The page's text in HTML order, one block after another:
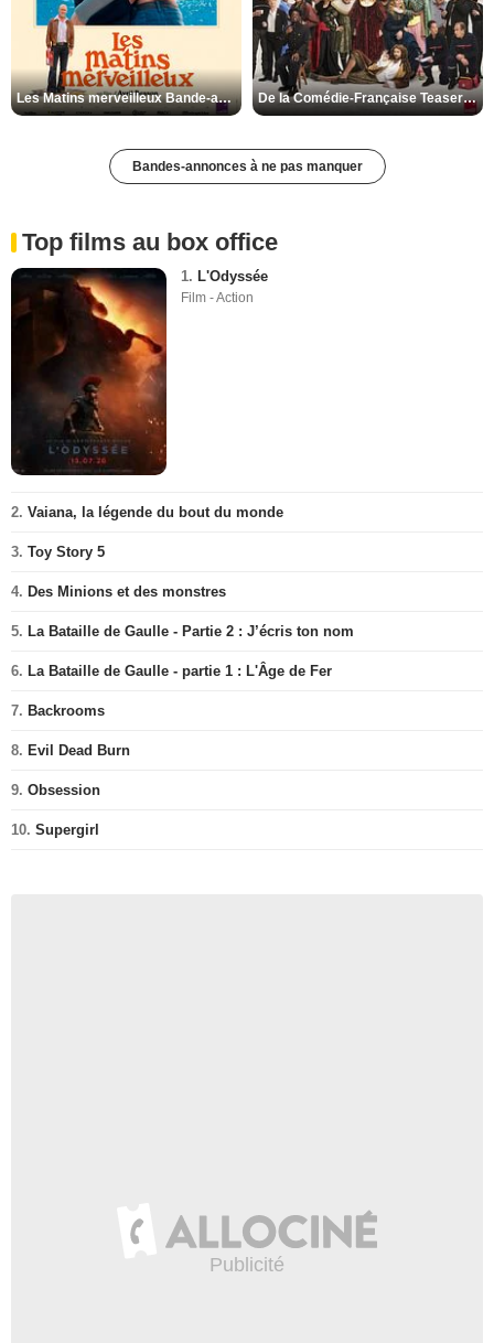
Les Matins merveilleux Bande-annonce VF De la Comédie-Française Teaser VF
Bandes-annonces à ne pas manquer
Top films au box office
1. L'Odyssée
Film - Action
2. Vaiana, la légende du bout du monde
3. Toy Story 5
4. Des Minions et des monstres
5. La Bataille de Gaulle - Partie 2 : J’écris ton nom
6. La Bataille de Gaulle - partie 1 : L'Âge de Fer
7. Backrooms
8. Evil Dead Burn
9. Obsession
10. Supergirl